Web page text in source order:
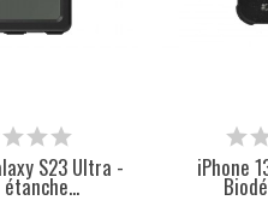
S23 Ultra - iPhone